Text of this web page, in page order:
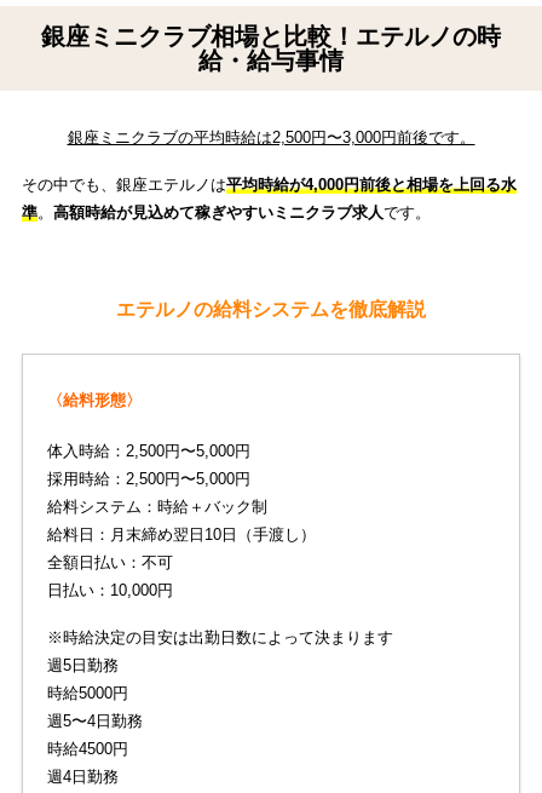
銀座ミニクラブ相場と比較！エテルノの時
給・給与事情
銀座ミニクラブの平均時給は2,500円〜3,000円前後です。
その中でも、銀座エテルノは平均時給が4,000円前後と相場を上回る水
準。 高額時給が見込めて稼ぎやすいミニクラブ求人です。
エテルノの給料システムを徹底解説
〈給料形態〉
体入時給：2,500円〜5,000円
採用時給：2,500円〜5,000円
給料システム：時給＋バック制
給料日：月末締め翌日10日（手渡し）
全額日払い：不可
日払い：10,000円
※時給決定の目安は出勤日数によって決まります
週5日勤務
時給5000円
週5〜4日勤務
時給4500円
週4日勤務